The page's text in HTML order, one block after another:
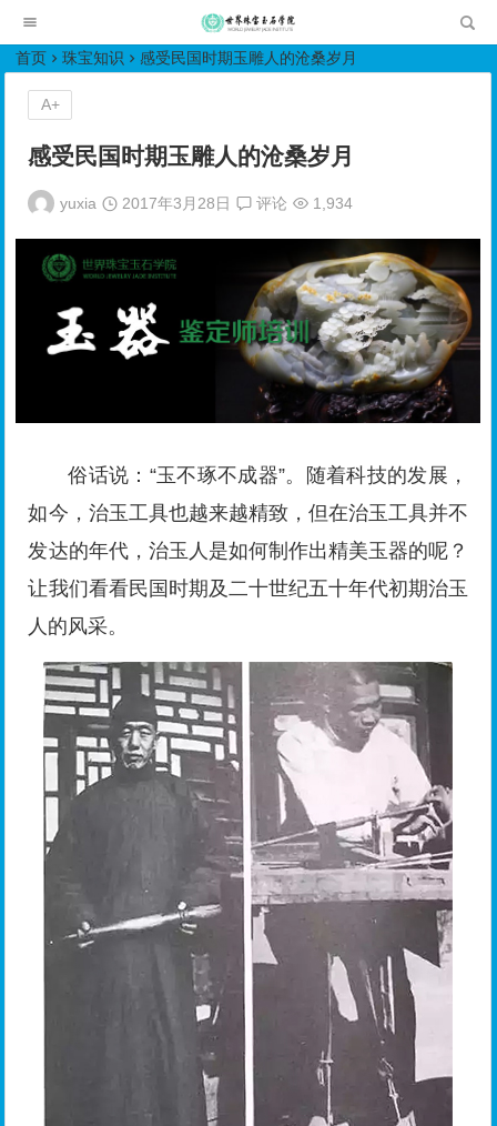
首页 珠宝知识 感受民国时期玉雕人的沧桑岁月
感受民国时期玉雕人的沧桑岁月
yuxia 2017年3月28日 评论 1,934
俗话说：“玉不琢不成器”。随着科技的发展，
如今，治玉工具也越来越精致，但在治玉工具并不
发达的年代，治玉人是如何制作出精美玉器的呢？
让我们看看民国时期及二十世纪五十年代初期治玉
人的风采。
A+